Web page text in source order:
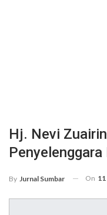
Hj. Nevi
By Jurnal Sumbar On